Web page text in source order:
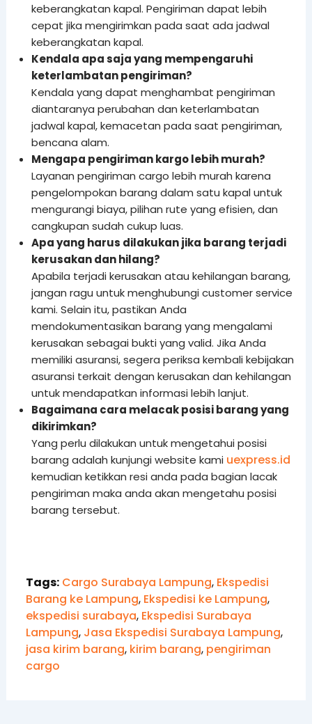
keberangkatan kapal. Pengiriman dapat lebih
cepat jika mengirimkan pada saat ada jadwal
keberangkatan kapal.
Kendala apa saja yang mempengaruhi
keterlambatan pengiriman?
Kendala yang dapat menghambat pengiriman
diantaranya perubahan dan keterlambatan
jadwal kapal, kemacetan pada saat pengiriman,
bencana alam.
Mengapa pengiriman kargo lebih murah?
Layanan pengiriman cargo lebih murah karena
pengelompokan barang dalam satu kapal untuk
mengurangi biaya, pilihan rute yang efisien, dan
cangkupan sudah cukup luas.
Apa yang harus dilakukan jika barang terjadi
kerusakan dan hilang?
Apabila terjadi kerusakan atau kehilangan barang,
jangan ragu untuk menghubungi customer service
kami. Selain itu, pastikan Anda
mendokumentasikan barang yang mengalami
kerusakan sebagai bukti yang valid. Jika Anda
memiliki asuransi, segera periksa kembali kebijakan
asuransi terkait dengan kerusakan dan kehilangan
untuk mendapatkan informasi lebih lanjut.
Bagaimana cara melacak posisi barang yang
dikirimkan?
Yang perlu dilakukan untuk mengetahui posisi
barang adalah kunjungi website kami uexpress.id
kemudian ketikkan resi anda pada bagian lacak
pengiriman maka anda akan mengetahu posisi
barang tersebut.
Tags: Cargo Surabaya Lampung, Ekspedisi
Barang ke Lampung, Ekspedisi ke Lampung,
ekspedisi surabaya, Ekspedisi Surabaya
Lampung, Jasa Ekspedisi Surabaya Lampung,
jasa kirim barang, kirim barang, pengiriman
cargo